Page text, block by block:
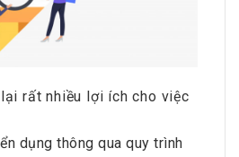
rất nhiều lợi ích cho việc
dụng thông qua quy trình